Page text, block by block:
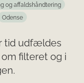
og affaldshåndtering
Odense
tid udfældes
filteret og i